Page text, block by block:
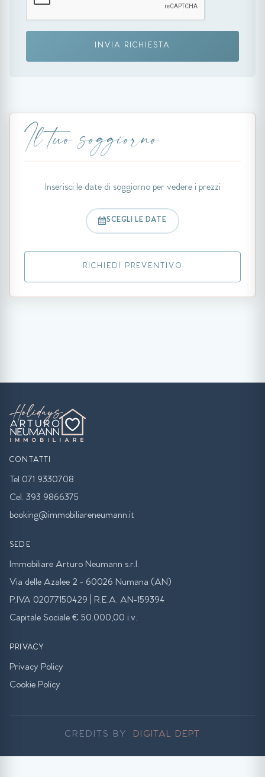
INVIA RICHIESTA
Il tuo soggiorno
Inserisci le date di soggiorno per vedere i prezzi
SCEGLI LE DATE
RICHIEDI PREVENTIVO
CONTATTI
Tel 071 9330708
Cel. 393 9866375
booking@immobiliareneumann.it
SEDE
Immobiliare Arturo Neumann s.r.l.
Via delle Azalee 2 - 60026 Numana (AN)
P.IVA 02077150429 | R.E.A. AN-159394
Capitale Sociale € 50.000,00 i.v.
PRIVACY
Privacy Policy
Cookie Policy
CREDITS BY DIGITAL DEPT